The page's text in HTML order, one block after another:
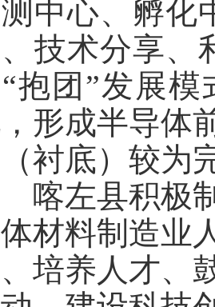
中心、孵化
技术分享、
抱团”发展
形成半导体
衬底）较为
左县积极制
材料制造业
培养人才、